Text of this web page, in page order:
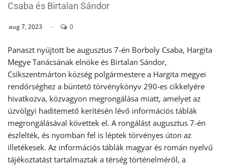
Csaba és Birtalan Sándor
aug 7, 2023 0
Panaszt nyújtott be augusztus 7-én Borboly Csaba, Hargita
Megye Tanácsának elnöke és Birtalan Sándor,
Csíkszentmárton község polgármestere a Hargita megyei
rendőrséghez a büntető törvénykönyv 290-es cikkelyére
hivatkozva, közvagyon megrongálása miatt, amelyet az
úzvölgyi haditemető kerítésén lévő információs táblák
megrongálásával követtek el. A rongálást augusztus 7-én
észlelték, és nyomban fel is léptek törvényes úton az
illetékesek. Az információs táblák magyar és román nyelvű
tájékoztatást tartalmaztak a térség történelméről, a